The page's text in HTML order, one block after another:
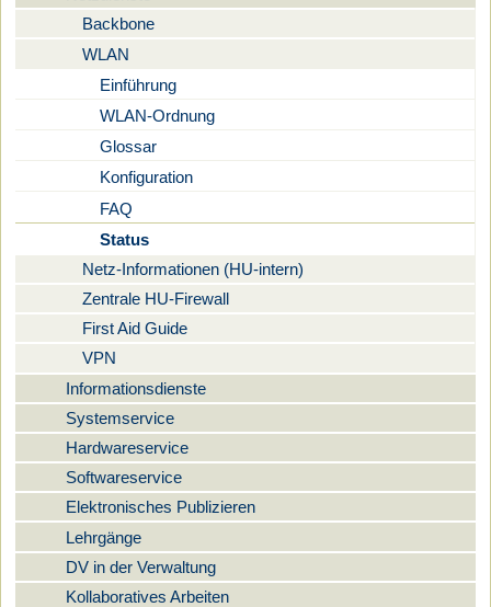
Backbone
WLAN
Einführung
WLAN-Ordnung
Glossar
Konfiguration
FAQ
Status
Netz-Informationen (HU-intern)
Zentrale HU-Firewall
First Aid Guide
VPN
Informationsdienste
Systemservice
Hardwareservice
Softwareservice
Elektronisches Publizieren
Lehrgänge
DV in der Verwaltung
Kollaboratives Arbeiten